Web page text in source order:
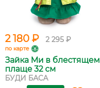
2 180 ₽ 2 295 ₽
по карте
Зайка Ми в блестящем
плаще 32 см
БУДИ БАСА